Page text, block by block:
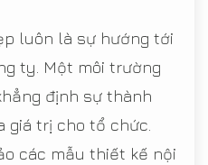
luôn là sự hướng tới
ty. Một môi trường
định sự thành
giá trị cho tổ chức.
các mẫu thiết kế nội